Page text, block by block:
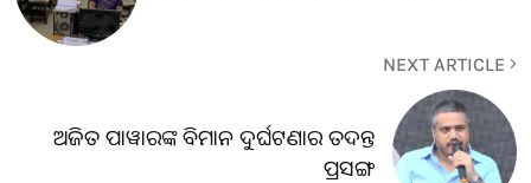
NEXT ARTICLE
ଅଜିତ ପାୱାରଙ୍କ ବିମାନ ଦୁର୍ଘଟଣାର ତଦନ୍ତ
ପ୍ରସଙ୍ଗ